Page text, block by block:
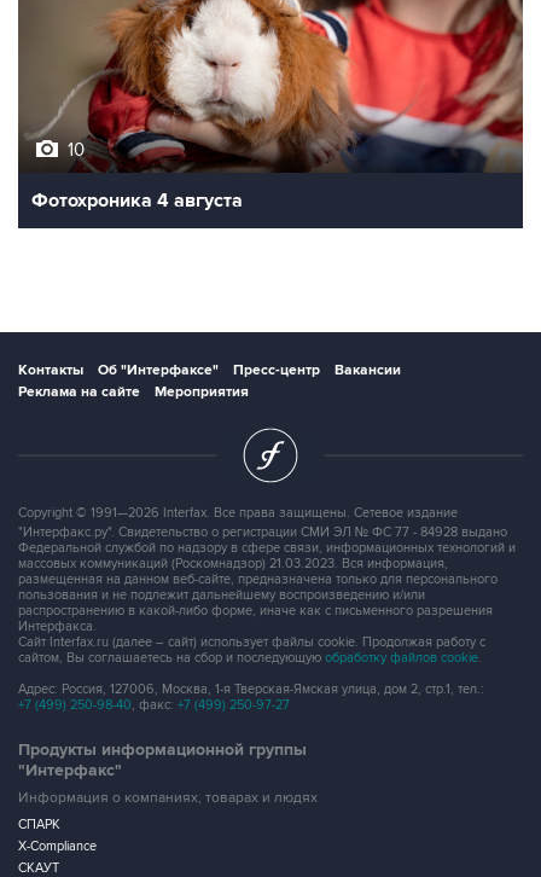
10
Фотохроника 4 августа
Контакты Об "Интерфаксе" Пресс-центр
Вакансии
Реклама на сайте
Мероприятия
Copyright © 1991—2026 Interfax. Все права защищены. Сетевое издание
"Интерфакс.ру". Свидетельство о регистрации СМИ ЭЛ № ФС 77 - 84928 выдано
Федеральной службой по надзору в сфере связи, информационных технологий и
массовых коммуникаций (Роскомнадзор) 21.03.2023. Вся информация,
размещенная на данном веб-сайте, предназначена только для персонального
пользования и не подлежит дальнейшему воспроизведению и/или
распространению в какой-либо форме, иначе как с письменного разрешения
Интерфакса.
Сайт Interfax.ru (далее – сайт) использует файлы cookie. Продолжая работу с
сайтом, Вы соглашаетесь на сбор и последующую обработку файлов cookie.
Адрес: Россия, 127006, Москва, 1-я Тверская-Ямская улица, дом 2, стр.1, тел.:
+7 (499) 250-98-40, факс: +7 (499) 250-97-27
Продукты информационной группы
"Интерфакс"
Информация о компаниях, товарах и людях
СПАРК
X-Compliance
СКАУТ